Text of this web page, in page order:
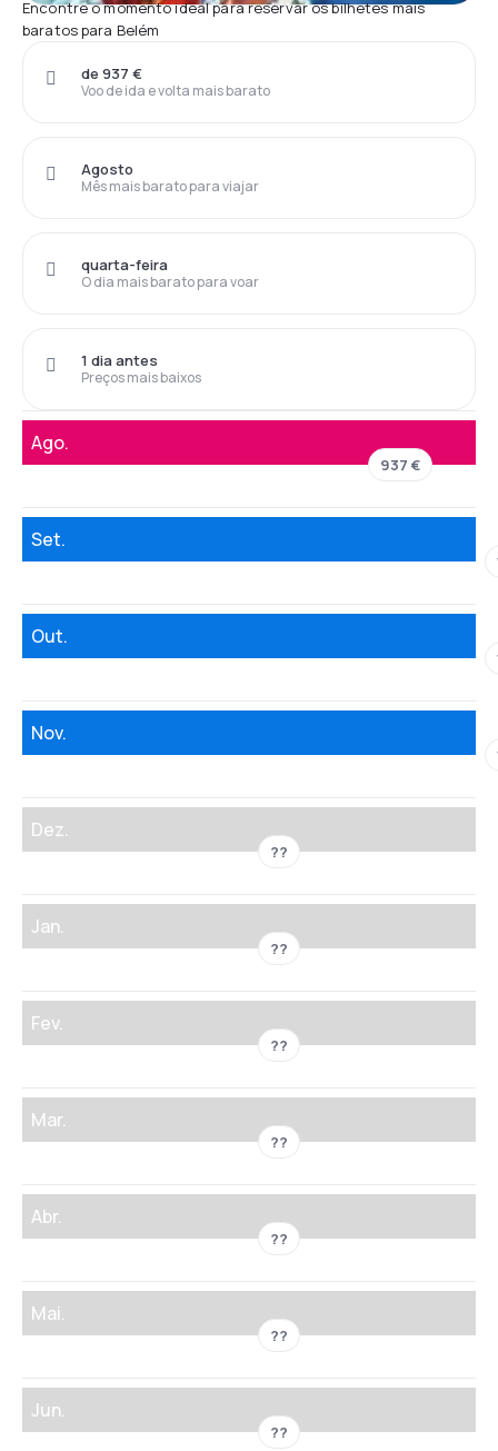
Encontre o momento ideal para reservar os bilhetes mais
baratos para Belém
Voo de ida e volta mais barato
de 937 €
Mês mais barato para viajar
Agosto
O dia mais barato para voar
quarta-feira
Preços mais baixos
1 dia antes
Ago.
937 €
Set.
Out.
Nov.
Dez.
??
Jan.
??
Fev.
??
Mar.
??
Abr.
??
Mai.
??
Jun.
??